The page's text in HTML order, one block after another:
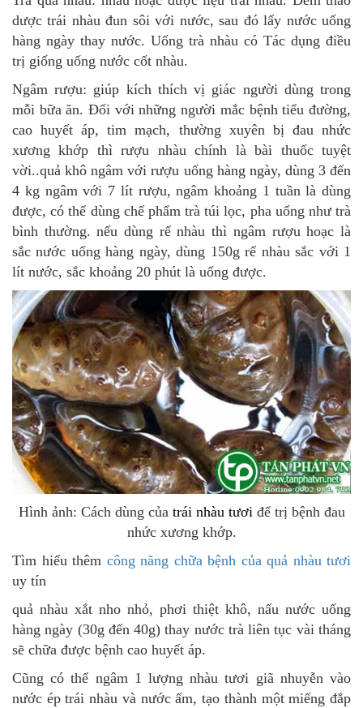
dược trái nhàu đun sôi với nước, sau đó lấy nước uống
hàng ngày thay nước. Uống trà nhàu có Tác dụng điều
trị giống uống nước cốt nhàu.
Ngâm rượu: giúp kích thích vị giác người dùng trong
mỗi bữa ăn. Đối với những người mắc bệnh tiểu đường,
cao huyết áp, tim mạch, thường xuyên bị đau nhức
xương khớp thì rượu nhàu chính là bài thuốc tuyệt
vời..quả khô ngâm với rượu uống hàng ngày, dùng 3 đến
4 kg ngâm với 7 lít rượu, ngâm khoảng 1 tuần là dùng
được, có thể dùng chế phẩm trà túi lọc, pha uống như trà
bình thường. nếu dùng rể nhàu thì ngâm rượu hoạc là
sắc nước uống hàng ngày, dùng 150g rể nhàu sắc với 1
lít nước, sắc khoảng 20 phút là uống được.
Hình ảnh: Cách dùng của trái nhàu tươiđể trị bệnh đau
nhức xương khớp.
Tìm hiểu thêm công năng chữa bệnh của quả nhàu tươi
uy tín
quả nhàu xắt nho nhỏ, phơi thiệt khô, nấu nước uống
hàng ngày (30g đến 40g) thay nước trà liên tục vài tháng
sẽ chữa được bệnh cao huyết áp.
Cũng có thể ngâm 1 lượng nhàu tươi giã nhuyễn vào
nước ép trái nhàu và nước ấm, tạo thành một miếng đắp